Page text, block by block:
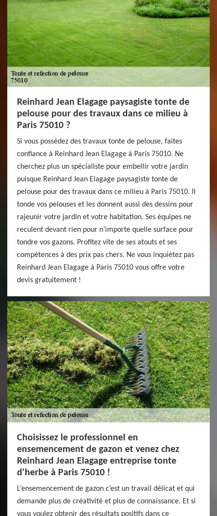
Reinhard Jean Elagage paysagiste tonte de
pelouse pour des travaux dans ce milieu à
Paris 75010 ?
Si vous possédez des travaux tonte de pelouse, faites
confiance à Reinhard Jean Elagage à Paris 75010. Ne
cherchez plus un spécialiste pour embellir votre jardin
puisque Reinhard Jean Elagage paysagiste tonte de
pelouse pour des travaux dans ce milieu à Paris 75010. Il
tonde vos pelouses et les donnent aussi des dessins pour
rajeunir votre jardin et votre habitation. Ses équipes ne
reculent devant rien pour n’importe quelle surface pour
tondre vos gazons. Profitez vite de ses atouts et ses
compétences à des prix pas chers. Ne vous inquiétez pas
Reinhard Jean Elagage à Paris 75010 vous offre votre
devis gratuitement !
Choisissez le professionnel en
ensemencement de gazon et venez chez
Reinhard Jean Elagage entreprise tonte
d'herbe à Paris 75010 !
L’ensemencement de gazon c’est un travail délicat et qui
demande plus de créativité et plus de connaissance. Et si
vous voulez obtenir des résultats positifs dans ce